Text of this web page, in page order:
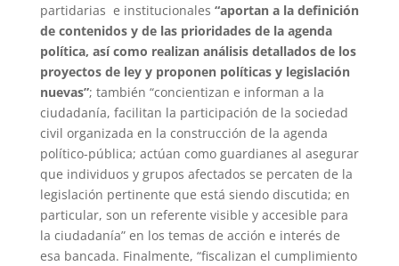
partidarias e institucionales “aportan a la definición
de contenidos y de las prioridades de la agenda
política, así como realizan análisis detallados de los
proyectos de ley y proponen políticas y legislación
nuevas”; también “concientizan e informan a la
ciudadanía, facilitan la participación de la sociedad
civil organizada en la construcción de la agenda
político-pública; actúan como guardianes al asegurar
que individuos y grupos afectados se percaten de la
legislación pertinente que está siendo discutida; en
particular, son un referente visible y accesible para
la ciudadanía” en los temas de acción e interés de
esa bancada. Finalmente, “fiscalizan el cumplimiento